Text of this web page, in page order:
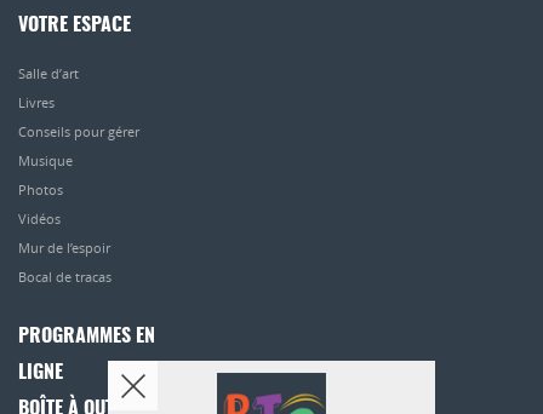
VOTRE ESPACE
Salle d’art
Livres
Conseils pour gérer
Musique
Photos
Vidéos
Mur de l’espoir
Bocal de tracas
PROGRAMMES EN
LIGNE
BOÎTE À OUTILS